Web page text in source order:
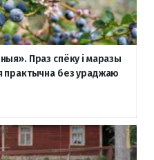
Праз спёку і маразы
практычна без ураджаю